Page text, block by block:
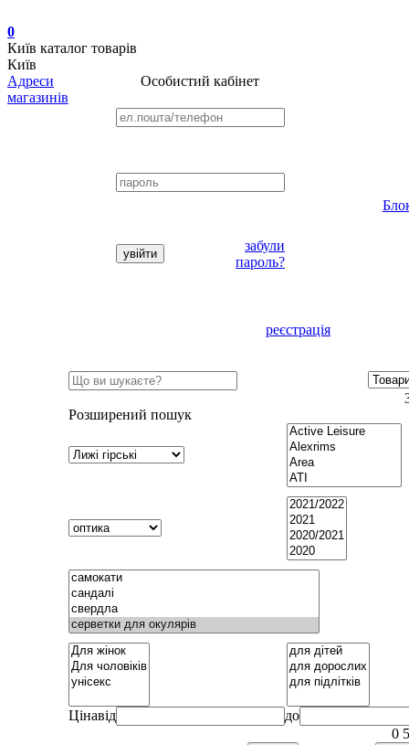
0
Київ каталог товарів
Київ
Адреси
магазинів
Особистий кабінет
забули
пароль?
реєстрація
Розширений пошук
Цінавід
до
0